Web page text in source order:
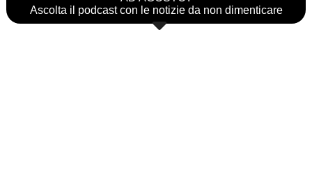
Ascolta il podcast con le notizie da non dimenticare